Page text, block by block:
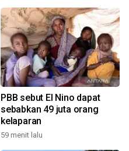
PBB sebut El Nino dapat
sebabkan 49 juta orang
kelaparan
59 menit lalu